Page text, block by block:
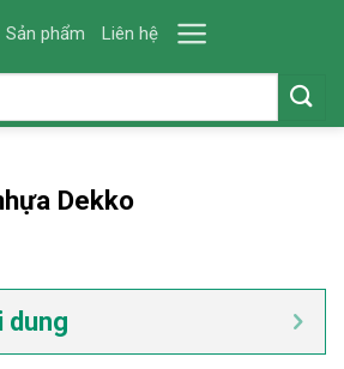
Sản phẩm Liên hệ
Dekko
dung